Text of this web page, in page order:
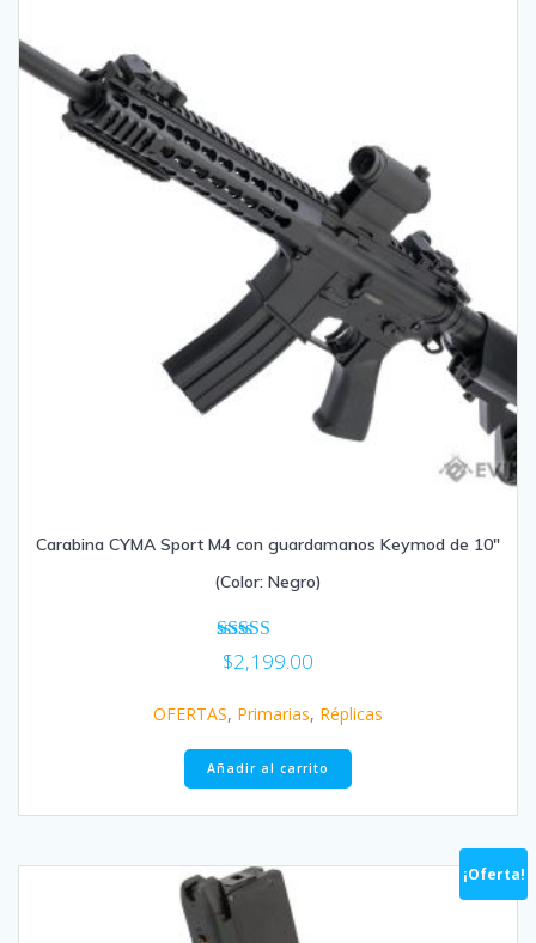
Carabina CYMA Sport M4 con guardamanos Keymod de 10″
(Color: Negro)
Valorado
en
de 5
$2,199.00
OFERTAS, Primarias, Réplicas
Añadir al carrito
¡Oferta!